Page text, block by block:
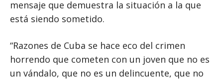
mensaje que demuestra la situación a la que
está siendo sometido.
“Razones de Cuba se hace eco del crimen
horrendo que cometen con un joven que no es
un vándalo, que no es un delincuente, que no